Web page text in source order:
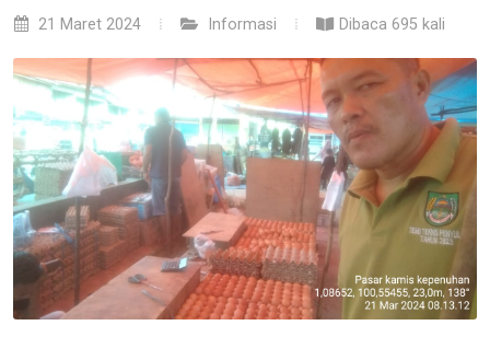
21 Maret 2024 Informasi Dibaca 695 kali